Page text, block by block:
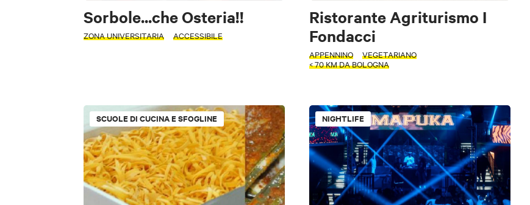
Sorbole...che Osteria!!
ZONA UNIVERSITARIA ACCESSIBILE
Ristorante Agriturismo I
Fondacci
APPENNINO
VEGETARIANO
< 70 KM DA BOLOGNA
SCUOLE DI CUCINA E SFOGLINE NIGHTLIFE
+
−
TIPOLOGIA
Ristorante Trattoria/Osteria Pizzeria Agriturismo Enoteca
Self Service Nightlife Scuole di cucina e Sfogline Cantine e Aziende Agricole
CERCA